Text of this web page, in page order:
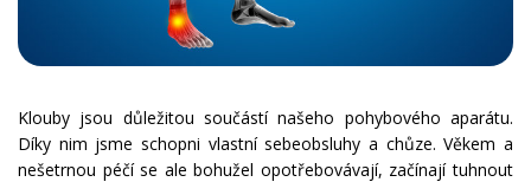
Klouby jsou důležitou součástí našeho pohybového aparátu.
Díky nim jsme schopni vlastní sebeobsluhy a chůze. Věkem a
nešetrnou péčí se ale bohužel opotřebovávají, začínají tuhnout